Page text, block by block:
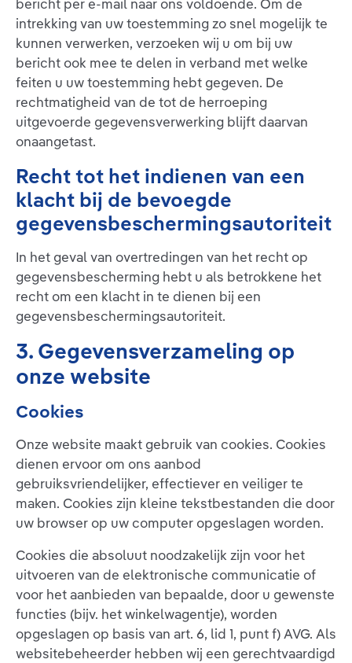
bericht per e-mail naar ons voldoende. Om de
intrekking van uw toestemming zo snel mogelijk te
kunnen verwerken, verzoeken wij u om bij uw
bericht ook mee te delen in verband met welke
feiten u uw toestemming hebt gegeven. De
rechtmatigheid van de tot de herroeping
uitgevoerde gegevensverwerking blijft daarvan
onaangetast.
Recht tot het indienen van een
klacht bij de bevoegde
gegevensbeschermingsautoriteit
In het geval van overtredingen van het recht op
gegevensbescherming hebt u als betrokkene het
recht om een klacht in te dienen bij een
gegevensbeschermingsautoriteit.
3. Gegevensverzameling op
onze website
Cookies
Onze website maakt gebruik van cookies. Cookies
dienen ervoor om ons aanbod
gebruiksvriendelijker, effectiever en veiliger te
maken. Cookies zijn kleine tekstbestanden die door
uw browser op uw computer opgeslagen worden.
Cookies die absoluut noodzakelijk zijn voor het
uitvoeren van de elektronische communicatie of
voor het aanbieden van bepaalde, door u gewenste
functies (bijv. het winkelwagentje), worden
opgeslagen op basis van art. 6, lid 1, punt f) AVG. Als
websitebeheerder hebben wij een gerechtvaardigd